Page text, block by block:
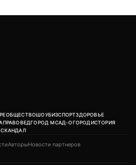
ОБЩЕСТВОШОУБИЗСПОРТЗДОРОВЬЕ
ПРАВОВЕДГОРОД МСАД-ОГОРОДИСТОРИЯ
СКАНДАЛ
АвторыНовости партнеров